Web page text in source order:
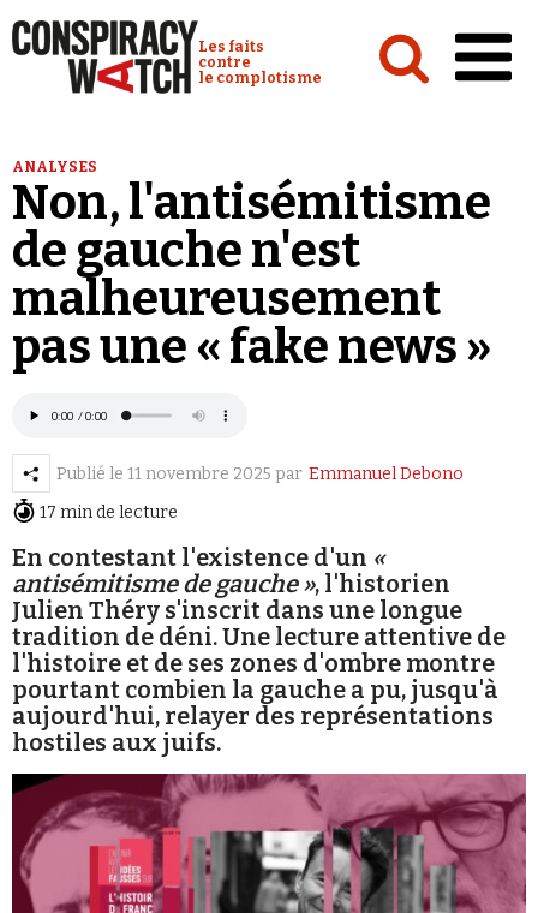
Conspiracy Watch :
Les faits
contre
le complotisme
Analyses
Conspipédia
Vidéos
Émissions
Faire un don
Demander à Vera
ANALYSES
Non, l'antisémitisme
de gauche n'est
malheureusement
pas une « fake news »
Publié le 11 novembre 2025 par Emmanuel Debono
17 min de lecture
En contestant l'existence d'un «
antisémitisme de gauche », l'historien
Julien Théry s'inscrit dans une longue
tradition de déni. Une lecture attentive de
l'histoire et de ses zones d'ombre montre
pourtant combien la gauche a pu, jusqu'à
aujourd'hui, relayer des représentations
hostiles aux juifs.